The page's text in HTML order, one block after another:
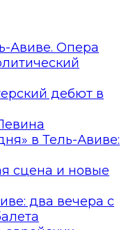
Авиве. Опера
дебют в
в Тель-Авиве:
сцена и новые
два вечера с